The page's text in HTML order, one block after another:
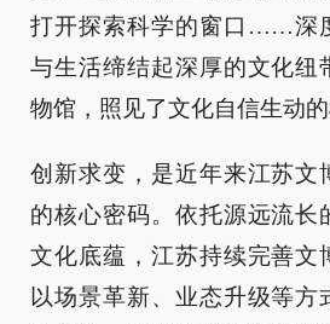
打开探索科学的窗口……深
与生活缔结起深厚的文化纽
物馆，照见了文化自信生动的
创新求变，是近年来江苏文
的核心密码。依托源远流长
文化底蕴，江苏持续完善文
以场景革新、业态升级等方